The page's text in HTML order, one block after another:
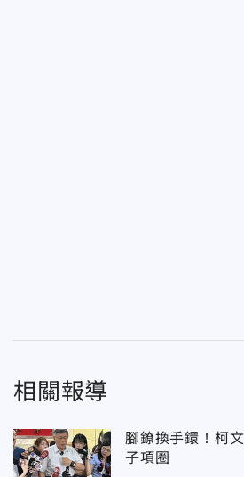
相關報導
腳鐐換手鐶！柯
子項圈